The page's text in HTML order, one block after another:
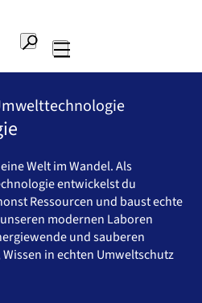
Suche
Hauptnavigation
Welt im Wandel. Als
entwickelst du
Ressourcen und baust echte
modernen Laboren
und sauberen
in echten Umweltschutz